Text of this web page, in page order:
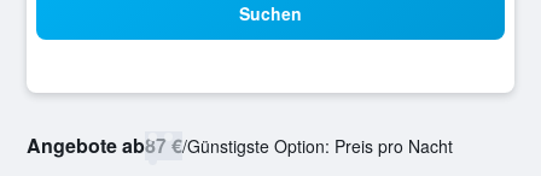
Suchen
Angebote ab87 €/Günstigste Option: Preis pro Nacht